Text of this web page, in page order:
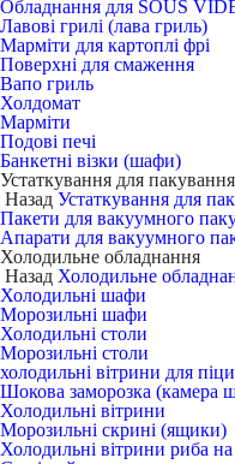
Обладнання для SOUS
Лавові грилі (лава гриль)
Марміти для картоплі фрі
Поверхні для смаження
Вапо гриль
Холдомат
Марміти
Подові печі
Банкетні візки (шафи)
Устаткування для пакування
Назад Устаткування для
Пакети для вакуумного
Апарати для вакуумного
Холодильне обладнання
Назад Холодильне
Холодильні шафи
Морозильні шафи
Холодильні столи
Морозильні столи
холодильні вітрини для піци
Шокова заморозка (камера
Холодильні вітрини
Морозильні скрині (ящики)
Холодильні вітрини риба